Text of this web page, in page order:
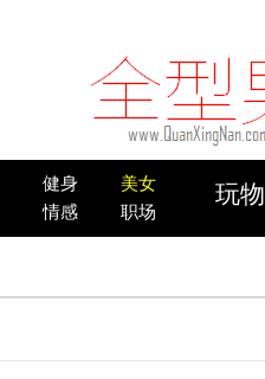
健身
美女
情感 职场
玩物